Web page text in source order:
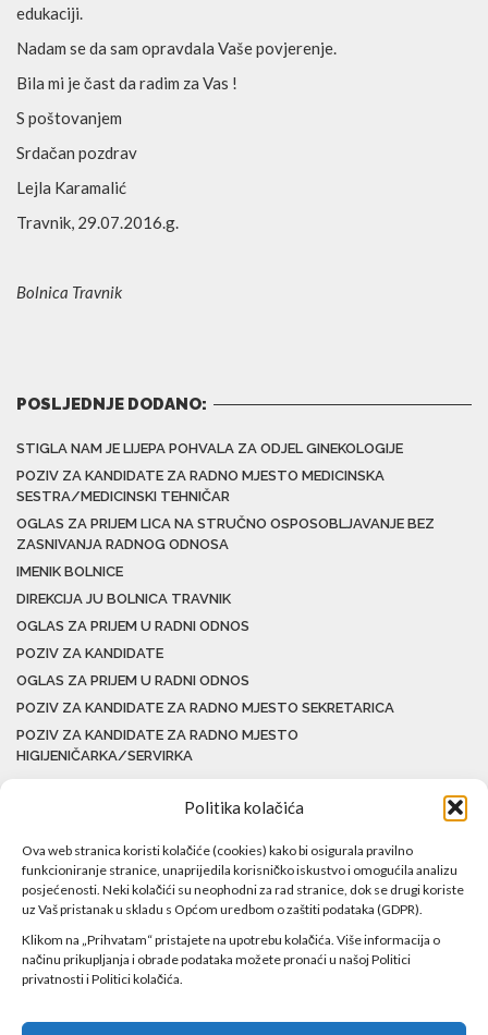
Politika kolačića
Ova web stranica koristi kolačiće (cookies) kako bi osigurala pravilno
funkcioniranje stranice, unaprijedila korisničko iskustvo i omogućila analizu
posjećenosti. Neki kolačići su neophodni za rad stranice, dok se drugi koriste
uz Vaš pristanak u skladu s Općom uredbom o zaštiti podataka (GDPR).
Klikom na „Prihvatam“ pristajete na upotrebu kolačića. Više informacija o
načinu prikupljanja i obrade podataka možete pronaći u našoj Politici
privatnosti i Politici kolačića.
edukaciji.
Nadam se da sam opravdala Vaše povjerenje.
Bila mi je čast da radim za Vas !
S poštovanjem
Srdačan pozdrav
Lejla Karamalić
Travnik, 29.07.2016.g.
Bolnica Travnik
POSLJEDNJE DODANO:
STIGLA NAM JE LIJEPA POHVALA ZA ODJEL GINEKOLOGIJE
POZIV ZA KANDIDATE ZA RADNO MJESTO MEDICINSKA
SESTRA/MEDICINSKI TEHNIČAR
OGLAS ZA PRIJEM LICA NA STRUČNO OSPOSOBLJAVANJE BEZ
ZASNIVANJA RADNOG ODNOSA
IMENIK BOLNICE
DIREKCIJA JU BOLNICA TRAVNIK
OGLAS ZA PRIJEM U RADNI ODNOS
POZIV ZA KANDIDATE
OGLAS ZA PRIJEM U RADNI ODNOS
POZIV ZA KANDIDATE ZA RADNO MJESTO SEKRETARICA
POZIV ZA KANDIDATE ZA RADNO MJESTO
HIGIJENIČARKA/SERVIRKA